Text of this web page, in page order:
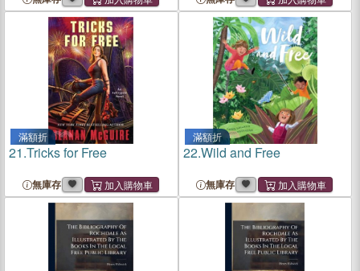
滿額折
21.Tricks for Free
無庫存
滿額折
22.Wild and Free
無庫存